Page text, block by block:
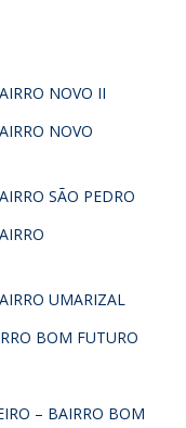
NOVO II
NOVO
SÃO PEDRO
UMARIZAL
BOM FUTURO
– BAIRRO BOM